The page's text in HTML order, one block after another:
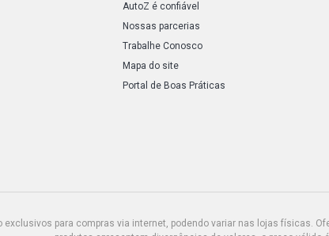
AutoZ é confiável
Nossas parcerias
Trabalhe Conosco
Mapa do site
Portal de Boas Práticas
exclusivos para compras via internet, podendo variar nas lojas físicas.